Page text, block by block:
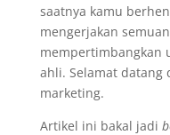
saatnya kamu
mengerjakan
mempertimbangkan
ahli. Selamat
marketing.
Artikel ini bakal jadi